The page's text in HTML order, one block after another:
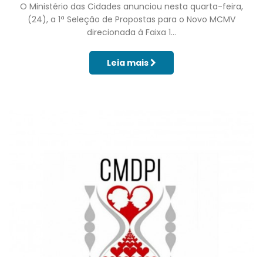
O Ministério das Cidades anunciou nesta quarta-feira,
(24), a 1ª Seleção de Propostas para o Novo MCMV
direcionada à Faixa 1...
Leia mais